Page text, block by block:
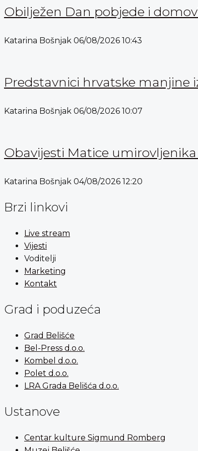
Obilježen Dan pobjede i
Katarina Bošnjak 06/08/2026 10:43
Predstavnici hrvatske manjine
Katarina Bošnjak 06/08/2026 10:07
Obavijesti Matice
Katarina Bošnjak 04/08/2026 12:20
Brzi linkovi
Live stream
Vijesti
Voditelji
Marketing
Kontakt
Grad i poduzeća
Grad Belišće
Bel-Press d.o.o.
Kombel d.o.o.
Polet d.o.o.
LRA Grada Belišća d.o.o.
Ustanove
Centar kulture Sigmund Romberg